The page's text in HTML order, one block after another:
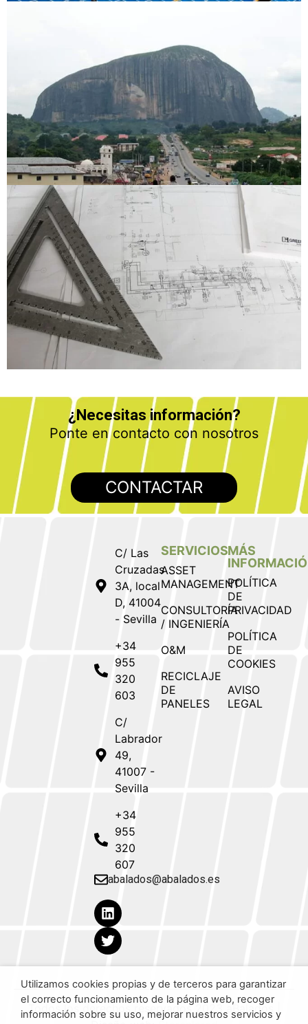
World Bank | Nigeria
¿Necesitas información?
Ponte en contacto con nosotros
CONTACTAR
C/ Las
Cruzadas
3A, local
D, 41004
- Sevilla
+34
955
320
603
C/
Labrador
49,
41007 -
Sevilla
+34
955
320
607
abalados@abalados.es
SERVICIOS
ASSET
MANAGEMENT
CONSULTORÍA
/ INGENIERÍA
O&M
RECICLAJE
DE
PANELES
MÁS
POLÍTICA
DE
PRIVACIDAD
POLÍTICA
DE
COOKIES
AVISO
LEGAL
Todos los derechos reservados 2023 aBalados |
Utilizamos cookies propias y de terceros para garantizar
el correcto funcionamiento de la página web, recoger
información sobre su uso, mejorar nuestros servicios y